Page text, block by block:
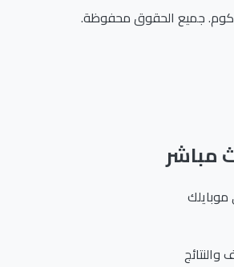
.جميع الحقوق محفوظة.